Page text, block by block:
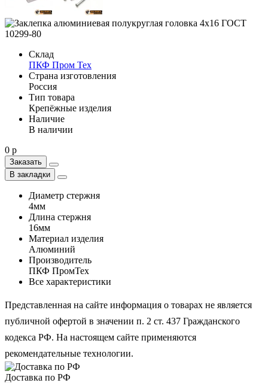
Склад
ПКФ Пром Тех
Страна изготовления
Россия
Тип товара
Крепёжные изделия
Наличие
В наличии
0 р
Заказать
В закладки
Диаметр стержня
4мм
Длина стержня
16мм
Материал изделия
Алюминий
Производитель
ПКФ ПромТех
Все характеристики
Представленная на сайте информация о товарах не является
публичной офертой в значении п. 2 ст. 437 Гражданского
кодекса РФ. На настоящем сайте применяются
рекомендательные технологии.
Доставка по РФ